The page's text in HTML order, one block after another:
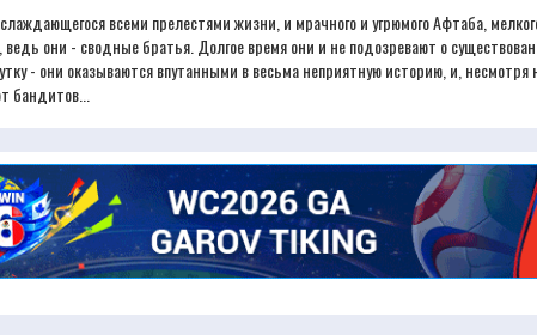
всеми прелестями жизни, и мрачного и угрюмого Афтаба,
они - сводные братья. Долгое время они и не подозревают о
- они оказываются впутанными в весьма неприятную историю, и, несмотря